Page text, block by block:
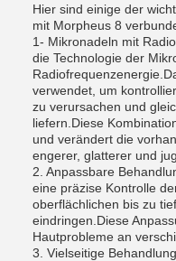
Hier sind einige der
mit Morpheus 8
1- Mikronadeln mit
die Technologie der
verwendet, um
zu verursachen und
liefern.Diese
und verändert die
engerer, glatterer und
2. Anpassbare
eine präzise Kontrolle
oberflächlichen bis zu
eindringen.Diese
Hautprobleme an
3. Vielseitige